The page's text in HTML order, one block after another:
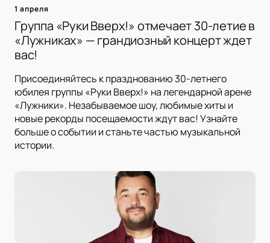
1 апреля
Группа «Руки Вверх!» отмечает 30-летие в
«Лужниках» — грандиозный концерт ждет
вас!
Присоединяйтесь к празднованию 30-летнего
юбилея группы «Руки Вверх!» на легендарной арене
«Лужники». Незабываемое шоу, любимые хиты и
новые рекорды посещаемости ждут вас! Узнайте
больше о событии и станьте частью музыкальной
истории.